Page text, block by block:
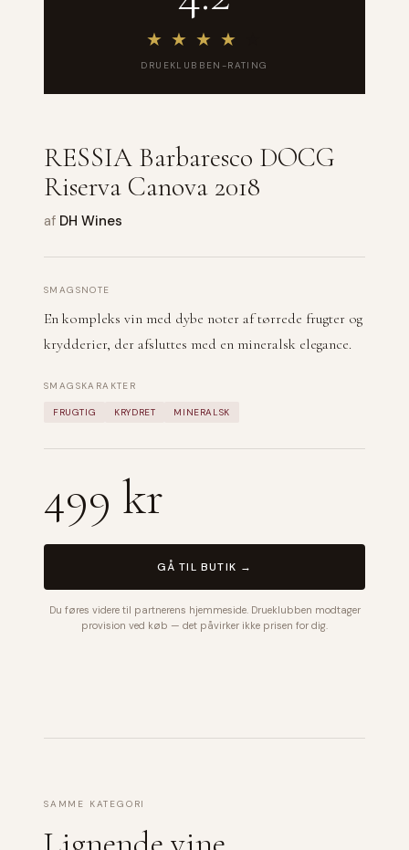
★ ★ ★ ★
DRUEKLUBBEN-RATING
RESSIA Barbaresco DOCG
Riserva Canova 2018
af DH Wines
SMAGSNOTE
En kompleks vin med dybe noter af tørrede frugter og
krydderier, der afsluttes med en mineralsk elegance.
SMAGSKARAKTER
FRUGTIG KRYDRET MINERALSK
499 kr
GÅ TIL BUTIK →
Du føres videre til partnerens hjemmeside. Drueklubben modtager
provision ved køb — det påvirker ikke prisen for dig.
SAMME KATEGORI